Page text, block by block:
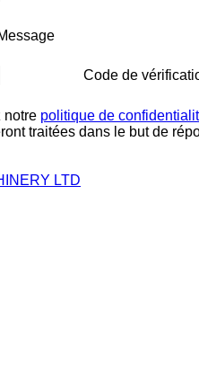
Code de
notre politique de
traitées dans le but de
LTD